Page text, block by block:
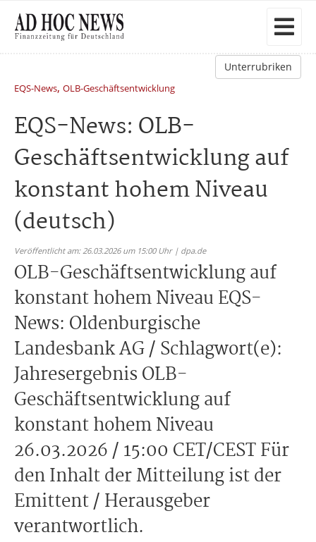
Unterrubriken
EQS-News, OLB-Geschäftsentwicklung
EQS-News: OLB-
Geschäftsentwicklung auf
konstant hohem Niveau
(deutsch)
Veröffentlicht am: 26.03.2026 um 15:00 Uhr | dpa.de
OLB-Geschäftsentwicklung auf
konstant hohem Niveau EQS-
News: Oldenburgische
Landesbank AG / Schlagwort(e):
Jahresergebnis OLB-
Geschäftsentwicklung auf
konstant hohem Niveau
26.03.2026 / 15:00 CET/CEST Für
den Inhalt der Mitteilung ist der
Emittent / Herausgeber
verantwortlich.